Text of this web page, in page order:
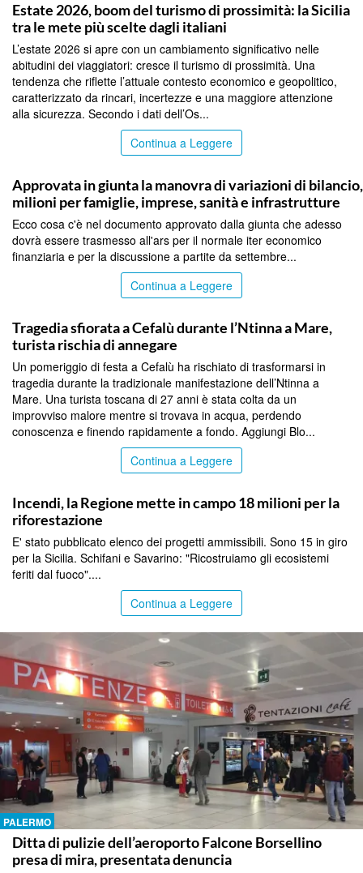
Estate 2026, boom del turismo di prossimità: la Sicilia
tra le mete più scelte dagli italiani
L’estate 2026 si apre con un cambiamento significativo nelle
abitudini dei viaggiatori: cresce il turismo di prossimità. Una
tendenza che riflette l’attuale contesto economico e geopolitico,
caratterizzato da rincari, incertezze e una maggiore attenzione
alla sicurezza. Secondo i dati dell’Os...
Continua a Leggere
Approvata in giunta la manovra di variazioni di
milioni per famiglie, imprese, sanità e infrastrutture
Ecco cosa c'è nel documento approvato dalla giunta che adesso
dovrà essere trasmesso all'ars per il normale iter economico
finanziaria e per la discussione a partite da settembre...
Continua a Leggere
Tragedia sfiorata a Cefalù durante l’Ntinna a Mare,
turista rischia di annegare
Un pomeriggio di festa a Cefalù ha rischiato di trasformarsi in
tragedia durante la tradizionale manifestazione dell’Ntinna a
Mare. Una turista toscana di 27 anni è stata colta da un
improvviso malore mentre si trovava in acqua, perdendo
conoscenza e finendo rapidamente a fondo. Aggiungi Blo...
Continua a Leggere
Incendi, la Regione mette in campo 18 milioni per la
riforestazione
E' stato pubblicato elenco dei progetti ammissibili. Sono 15 in giro
per la Sicilia. Schifani e Savarino: "Ricostruiamo gli ecosistemi
feriti dal fuoco"....
Continua a Leggere
PALERMO
Ditta di pulizie dell’aeroporto Falcone Borsellino
presa di mira, presentata denuncia